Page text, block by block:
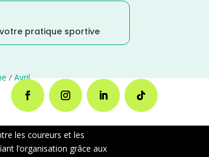
pratique sportive
/Avril
les coureurs et les
l’organisation grâce aux